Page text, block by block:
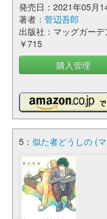
発売日：2021年05月
著者： 菅辺吾郎
出版社：マッグガーデ
￥715
購入管理
5： 似た者どうしの (